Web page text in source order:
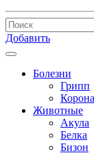
Добавить
Болезни
Грипп
Животные
Акула
Белка
Бизон